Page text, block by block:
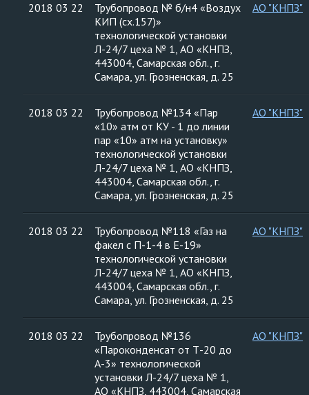
2018 03 22
Трубопровод № б/н4 «Воздух
КИП (сх.157)»
технологической установки
Л-24/7 цеха № 1, АО «КНПЗ,
443004, Самарская обл., г.
Самара, ул. Грозненская, д. 25
АО "КНПЗ"
2018 03 22
Трубопровод №134 «Пар
«10» атм от КУ - 1 до линии
пар «10» атм на установку»
технологической установки
Л-24/7 цеха № 1, АО «КНПЗ,
443004, Самарская обл., г.
Самара, ул. Грозненская, д. 25
АО "КНПЗ"
2018 03 22
Трубопровод №118 «Газ на
факел с П-1-4 в Е-19»
технологической установки
Л-24/7 цеха № 1, АО «КНПЗ,
443004, Самарская обл., г.
Самара, ул. Грозненская, д. 25
АО "КНПЗ"
2018 03 22
Трубопровод №136
«Пароконденсат от Т-20 до
А-3» технологической
установки Л-24/7 цеха № 1,
АО «КНПЗ, 443004, Самарская
АО "КНПЗ"